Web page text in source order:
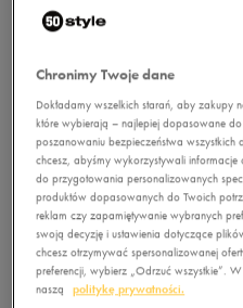
UNDER ARMOUR
HITT WOVE
0.0(0)
129,99złz Vat
+ 650 PKT W KLUBIE 50 STYLE
Chronimy Twoje dane
Dokładamy wszelkich starań, aby zakupy
które wybierają – najlepiej dopasowane
poszanowaniu bezpieczeństwa wszystkich
chcesz, abyśmy wykorzystywali
do przygotowania personalizowanych
produktów dopasowanych do Twoich
reklam czy zapamiętywanie wybranych
swoją decyzję i ustawienia dotyczące
chcesz otrzymywać spersonalizowanej
preferencji, wybierz „Odrzuć wszystkie”.
naszą
politykę prywatności.